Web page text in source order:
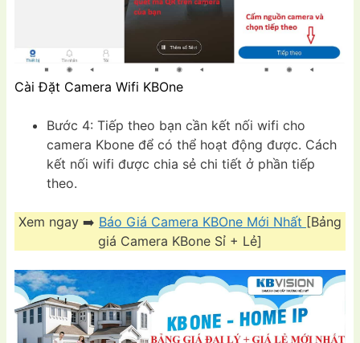
Cài Đặt Camera Wifi KBOne
Bước 4: Tiếp theo bạn cần kết nối wifi cho
camera Kbone để có thể hoạt động được. Cách
kết nối wifi được chia sẻ chi tiết ở phần tiếp
theo.
Xem ngay ➡️ Báo Giá Camera KBOne Mới Nhất [Bảng
giá Camera KBone Sỉ + Lẻ]